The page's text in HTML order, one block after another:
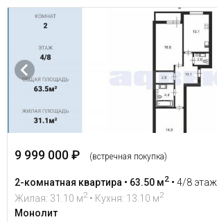
9 999 000 ₽ (встречная покупка)
2-комнатная квартира • 63.50 м2 • 4/8 этаж
Жилая: 31.10 м2 • Кухня: 13.10 м2
Монолит